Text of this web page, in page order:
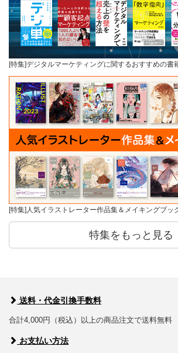
[特集]デジタルマーケティングに関するおすすめの書
[特集]人気イラストレーター作品集＆メイキングブッ
特集をもっと見る
送料・代金引換手数料
合計4,000円（税込）以上の商品注文で送料無料
お支払い方法